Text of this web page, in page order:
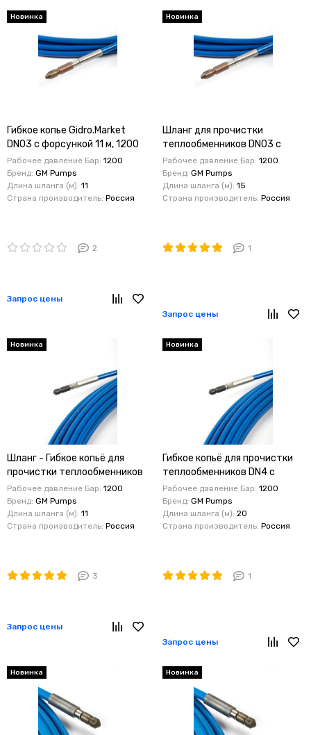
Новинка
Гибкое копье Gidro.Market
DN03 с форсункой 11 м, 1200
бар для прочистки
теплообменников
Рабочее давление Бар: 1200
Бренд: GM Pumps
Длина шланга (м): 11
Страна производитель: Россия
2
Запрос цены
Новинка
Шланг для прочистки
теплообменников DN03 с
форсункой 15м, 1200 бар
Рабочее давление Бар: 1200
Бренд: GM Pumps
Длина шланга (м): 15
Страна производитель: Россия
1
Запрос цены
Новинка
Шланг - Гибкое копьё для
прочистки теплообменников
DN4 с форсункой 11 м , 1200
бар Gidro.Market
Рабочее давление Бар: 1200
Бренд: GM Pumps
Длина шланга (м): 11
Страна производитель: Россия
3
Запрос цены
Новинка
Гибкое копьё для прочистки
теплообменников DN4 с
форсункой 20м , 1200 бар
Рабочее давление Бар: 1200
Бренд: GM Pumps
Длина шланга (м): 20
Страна производитель: Россия
1
Запрос цены
Новинка Новинка